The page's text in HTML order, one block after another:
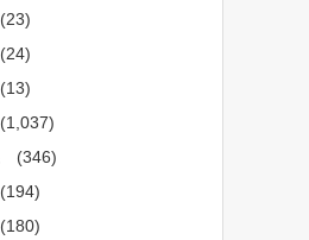
(23)
(24)
(13)
(1,037)
(346)
(194)
(180)